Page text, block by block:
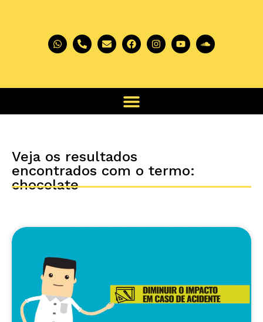
Veja os resultados
encontrados com o termo:
chocolate